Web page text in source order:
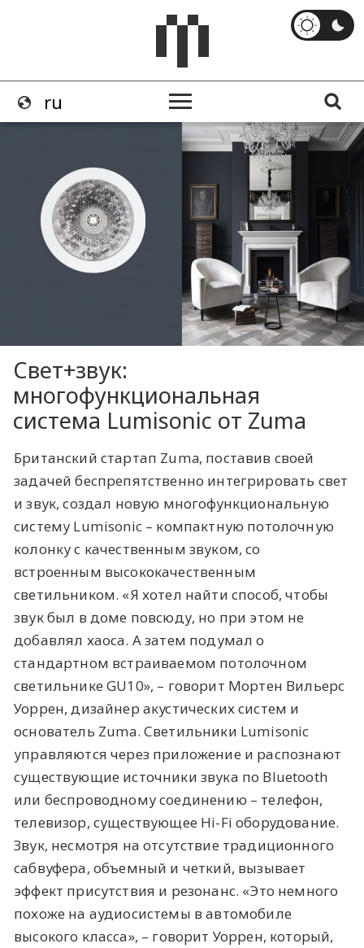
Свет+звук:
многофункциональная
система Lumisonic от Zuma
Британский стартап Zuma, поставив своей
задачей беспрепятственно интегрировать свет
и звук, создал новую многофункциональную
систему Lumisonic – компактную потолочную
колонку с качественным звуком, со
встроенным высококачественным
светильником. «Я хотел найти способ, чтобы
звук был в доме повсюду, но при этом не
добавлял хаоса. А затем подумал о
стандартном встраиваемом потолочном
светильнике GU10», – говорит Мортен Вильерс
Уоррен, дизайнер акустических систем и
основатель Zuma. Светильники Lumisonic
управляются через приложение и распознают
существующие источники звука по Bluetooth
или беспроводному соединению – телефон,
телевизор, существующее Hi-Fi оборудование.
Звук, несмотря на отсутствие традиционного
сабвуфера, объемный и четкий, вызывает
эффект присутствия и резонанс. «Это немного
похоже на аудиосистемы в автомобиле
высокого класса», – говорит Уоррен, который,